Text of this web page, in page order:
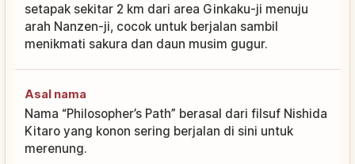
setapak sekitar 2 km dari area Ginkaku-ji menuju
arah Nanzen-ji, cocok untuk berjalan sambil
menikmati sakura dan daun musim gugur.
Asal nama
Nama “Philosopher’s Path” berasal dari filsuf Nishida
Kitaro yang konon sering berjalan di sini untuk
merenung.